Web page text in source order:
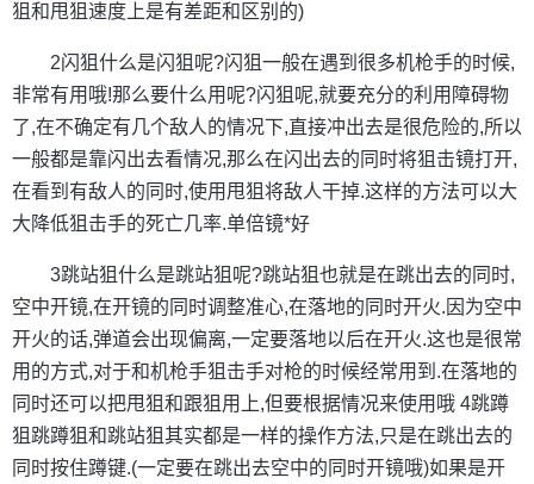
狙和甩狙速度上是有差距和区别的)
2闪狙什么是闪狙呢?闪狙一般在遇到很多机枪手的时候,
非常有用哦!那么要什么用呢?闪狙呢,就要充分的利用障碍物
了,在不确定有几个敌人的情况下,直接冲出去是很危险的,所以
一般都是靠闪出去看情况,那么在闪出去的同时将狙击镜打开,
在看到有敌人的同时,使用甩狙将敌人干掉.这样的方法可以大
大降低狙击手的死亡几率.单倍镜*好
3跳站狙什么是跳站狙呢?跳站狙也就是在跳出去的同时,
空中开镜,在开镜的同时调整准心,在落地的同时开火.因为空中
开火的话,弹道会出现偏离,一定要落地以后在开火.这也是很常
用的方式,对于和机枪手狙击手对枪的时候经常用到.在落地的
同时还可以把甩狙和跟狙用上,但要根据情况来使用哦 4跳蹲
狙跳蹲狙和跳站狙其实都是一样的操作方法,只是在跳出去的
同时按住蹲键.(一定要在跳出去空中的同时开镜哦)如果是开